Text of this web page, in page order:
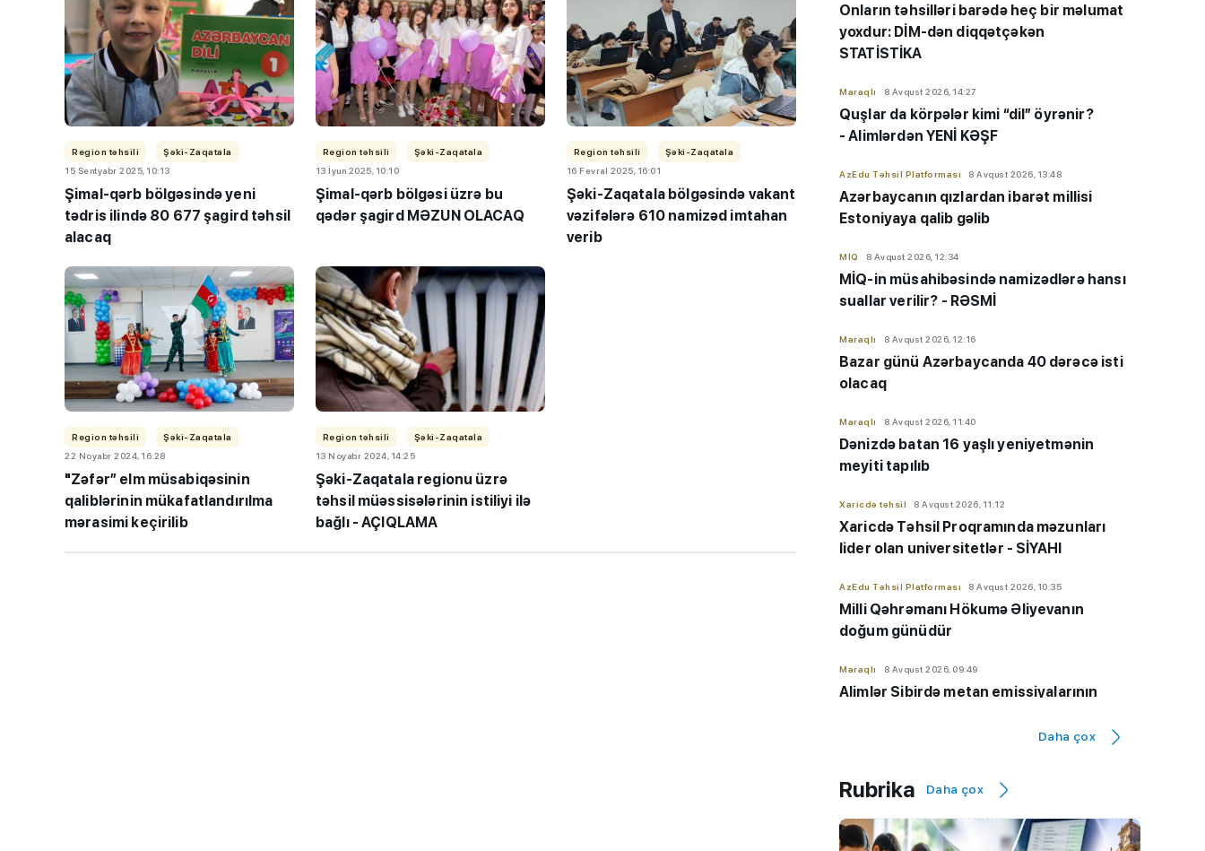
Region təhsili
Şəki-Zaqatala
15 Sentyabr 2025, 10:13
Şimal-qərb bölgəsində yeni
tədris ilində 80 677 şagird təhsil
alacaq
Region təhsili
Şəki-Zaqatala
13 İyun 2025, 10:10
Şimal-qərb bölgəsi üzrə bu
qədər şagird MƏZUN OLACAQ
Region təhsili
Şəki-Zaqatala
16 Fevral 2025, 16:01
Şəki-Zaqatala bölgəsində vakant
vəzifələrə 610 namizəd imtahan
verib
Region təhsili
Şəki-Zaqatala
22 Noyabr 2024, 16:28
"Zəfər” elm müsabiqəsinin
qaliblərinin mükafatlandırılma
mərasimi keçirilib
Region təhsili
Şəki-Zaqatala
13 Noyabr 2024, 14:25
Şəki-Zaqatala regionu üzrə
təhsil müəssisələrinin istiliyi ilə
bağlı - AÇIQLAMA
Onların təhsilləri barədə heç bir məlumat
yoxdur: DİM-dən diqqətçəkən
STATİSTİKA
Maraqlı 8 Avqust 2026, 14:27
Quşlar da körpələr kimi “dil” öyrənir?
- Alimlərdən YENİ KƏŞF
AzEdu Təhsil Platforması 8 Avqust 2026, 13:48
Azərbaycanın qızlardan ibarət millisi
Estoniyaya qalib gəlib
MİQ 8 Avqust 2026, 12:34
MİQ-in müsahibəsində namizədlərə hansı
suallar verilir? - RƏSMİ
Maraqlı 8 Avqust 2026, 12:16
Bazar günü Azərbaycanda 40 dərəcə isti
olacaq
Maraqlı 8 Avqust 2026, 11:40
Dənizdə batan 16 yaşlı yeniyetmənin
meyiti tapılıb
Xaricdə təhsil 8 Avqust 2026, 11:12
Xaricdə Təhsil Proqramında məzunları
lider olan universitetlər - SİYAHI
AzEdu Təhsil Platforması 8 Avqust 2026, 10:35
Milli Qəhrəmanı Hökumə Əliyevanın
doğum günüdür
Maraqlı 8 Avqust 2026, 09:49
Alimlər Sibirdə metan emissiyalarının
-alma,nar,şaftalı...
8 Avqust 2026, 09:03
Daha çox
Rubrika Daha çox